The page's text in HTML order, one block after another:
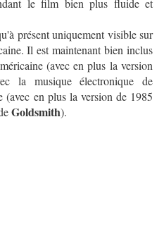
le film bien plus fluide et
présent uniquement visible sur
Il est maintenant bien inclus
(avec en plus la version
la musique électronique de
(avec en plus la version de 1985
Goldsmith).